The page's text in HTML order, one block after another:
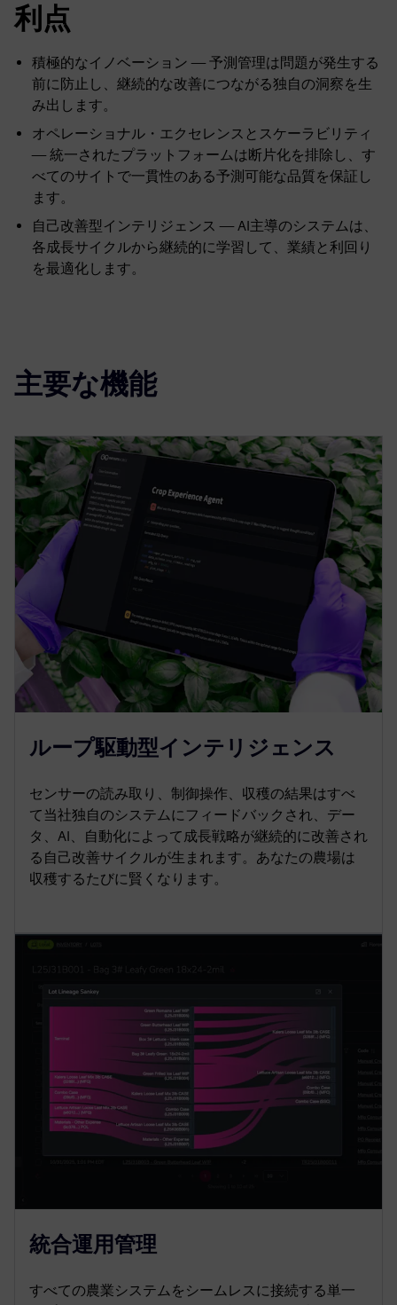
利点
積極的なイノベーション — 予測管理は問題が発生する
前に防止し、継続的な改善につながる独自の洞察を生
み出します。
オペレーショナル・エクセレンスとスケーラビリティ
— 統一されたプラットフォームは断片化を排除し、す
べてのサイトで一貫性のある予測可能な品質を保証し
ます。
自己改善型インテリジェンス — AI主導のシステムは、
各成長サイクルから継続的に学習して、業績と利回り
を最適化します。
主要な機能
ループ駆動型インテリジェンス
センサーの読み取り、制御操作、収穫の結果はすべ
て当社独自のシステムにフィードバックされ、デー
タ、AI、自動化によって成長戦略が継続的に改善され
る自己改善サイクルが生まれます。あなたの農場は
収穫するたびに賢くなります。
統合運用管理
すべての農業システムをシームレスに接続する単一